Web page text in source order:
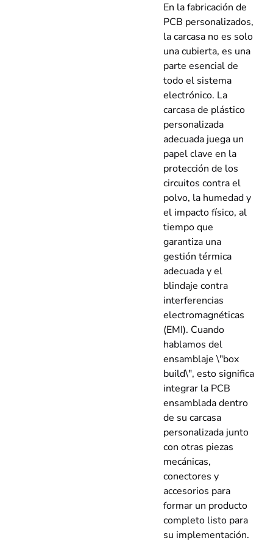
En la fabricación de
PCB personalizados,
la carcasa no es solo
una cubierta, es una
parte esencial de
todo el sistema
electrónico. La
carcasa de plástico
personalizada
adecuada juega un
papel clave en la
protección de los
circuitos contra el
polvo, la humedad y
el impacto físico, al
tiempo que
garantiza una
gestión térmica
adecuada y el
blindaje contra
interferencias
electromagnéticas
(EMI). Cuando
hablamos del
ensamblaje \"box
build\", esto significa
integrar la PCB
ensamblada dentro
de su carcasa
personalizada junto
con otras piezas
mecánicas,
conectores y
accesorios para
formar un producto
completo listo para
su implementación.